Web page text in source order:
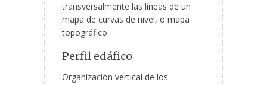
transversalmente las líneas de un
mapa de curvas de nivel, o mapa
topográfico.
Perfil edáfico
Organización vertical de los